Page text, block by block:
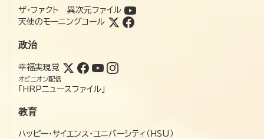
ザ・ファクト 異次元ファイル
天使のモーニングコール
政治
幸福実現党
オピニオン配信
「HRPニュースファイル」
教育
ハッピー・サイエンス・ユニバーシティ（HSU）